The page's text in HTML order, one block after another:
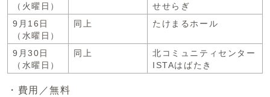
（火曜日）
せせらぎ
9月16日
（水曜日）
同上 たけまるホール
9月30日
（水曜日）
同上
北コミュニティセンター
ISTAはばたき
・費用／無料